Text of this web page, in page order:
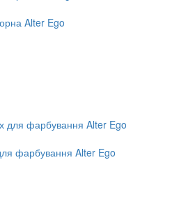
Alter Ego
фарбування Alter Ego